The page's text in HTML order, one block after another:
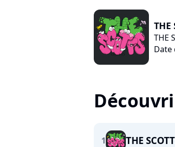
THE
THE
Date
1 THE